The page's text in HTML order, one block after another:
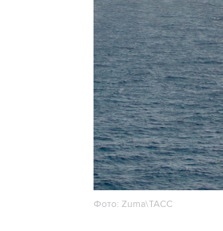
Фото: Zuma\ТАСС